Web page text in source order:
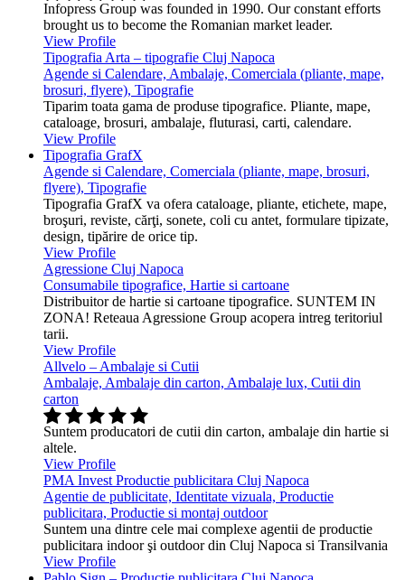
Infopress Group was founded in 1990. Our constant efforts
brought us to become the Romanian market leader.
View Profile
Tipografia Arta – tipografie Cluj Napoca
Agende si Calendare, Ambalaje, Comerciala (pliante, mape,
brosuri, flyere), Tipografie
Tiparim toata gama de produse tipografice. Pliante, mape,
cataloage, brosuri, ambalaje, fluturasi, carti, calendare.
View Profile
Tipografia GrafX
Agende si Calendare, Comerciala (pliante, mape, brosuri,
flyere), Tipografie
Tipografia GrafX va ofera cataloage, pliante, etichete, mape,
broşuri, reviste, cărţi, sonete, coli cu antet, formulare tipizate,
design, tipărire de orice tip.
View Profile
Agressione Cluj Napoca
Consumabile tipografice, Hartie si cartoane
Distribuitor de hartie si cartoane tipografice. SUNTEM IN
ZONA! Reteaua Agressione Group acopera intreg teritoriul
tarii.
View Profile
Allvelo – Ambalaje si Cutii
Ambalaje, Ambalaje din carton, Ambalaje lux, Cutii din
carton
Suntem producatori de cutii din carton, ambalaje din hartie si
altele.
View Profile
PMA Invest Productie publicitara Cluj Napoca
Agentie de publicitate, Identitate vizuala, Productie
publicitara, Productie si montaj outdoor
Suntem una dintre cele mai complexe agentii de productie
publicitara indoor şi outdoor din Cluj Napoca si Transilvania
View Profile